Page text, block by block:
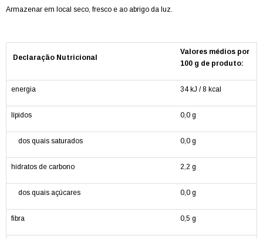
Armazenar em local seco, fresco e ao abrigo da luz.
Declaração Nutricional
Valores médios por
100 g de produto:
energia 34 kJ / 8 kcal
lípidos 0,0 g
dos quais saturados 0,0 g
hidratos de carbono 2,2 g
dos quais açúcares 0,0 g
fibra 0,5 g